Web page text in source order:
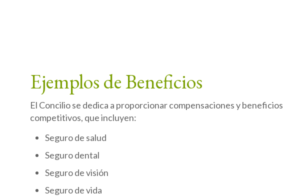
Ejemplos de Beneficios
El Concilio se dedica a proporcionar compensaciones y beneficios
competitivos, que incluyen:
Seguro de salud
Seguro dental
Seguro de visión
Seguro de vida